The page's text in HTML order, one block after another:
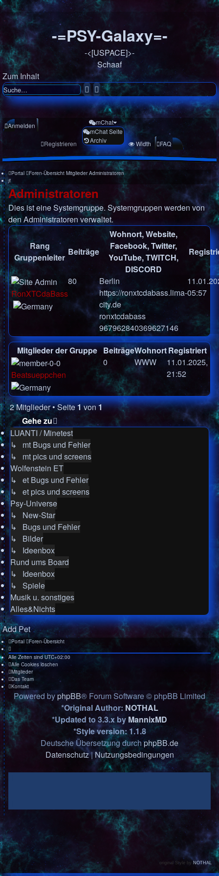
-=PSY-Galaxy=-
-<[USPACE]>-
Schaaf
Zum Inhalt
Suche
Erweiterte
Suche
Anmelden
Registrieren
mChat
mChat Seite
Archiv
Width FAQ
Portal Foren-Übersicht Mitglieder Administratoren
Suche
Administratoren
Dies ist eine Systemgruppe. Systemgruppen werden von
den Administratoren verwaltet.
Rang
Gruppenleiter
Beiträge
Wohnort, Website,
Facebook, Twitter,
YouTube, TWITCH,
DISCORD
RonXTCdaBass
80
Berlin
https://ronxtcdabass.lima-
city.de
ronxtcdabass
967962840369627146
05:57
Mitglieder der Gruppe BeiträgeWohnortRegistriert
Beatsueppchen
0 WWW
11.01.2025,
21:52
2 Mitglieder • Seite1von1
Gehe zu
LUANTI / Minetest
↳ mt Bugs und Fehler
↳ mt pics und screens
Wolfenstein ET
↳ et Bugs und Fehler
↳ et pics und screens
Psy-Universe
↳ New-Star
↳ Bugs und Fehler
↳ Bilder
↳ Ideenbox
Rund ums Board
↳ Ideenbox
↳ Spiele
Musik u. sonstiges
Alles&Nichts
Add Pet
Portal Foren-Übersicht
Alle Zeiten sindUTC+02:00
Alle Cookies löschen
Mitglieder
Das Team
Kontakt
Powered byphpBB® Forum Software © phpBB Limited
*Original Author: NOTHAL
*Updated to 3.3.x by MannixMD
*Style version: 1.1.8
Deutsche Übersetzung durchphpBB.de
Datenschutz|Nutzungsbedingungen
original Style by NOTHAL